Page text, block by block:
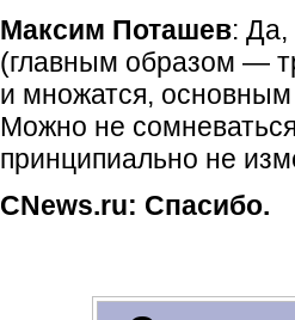
Максим Поташев: Да,
(главным образом —
и множатся,
Можно не
принципиально не
CNews.ru: Спасибо.